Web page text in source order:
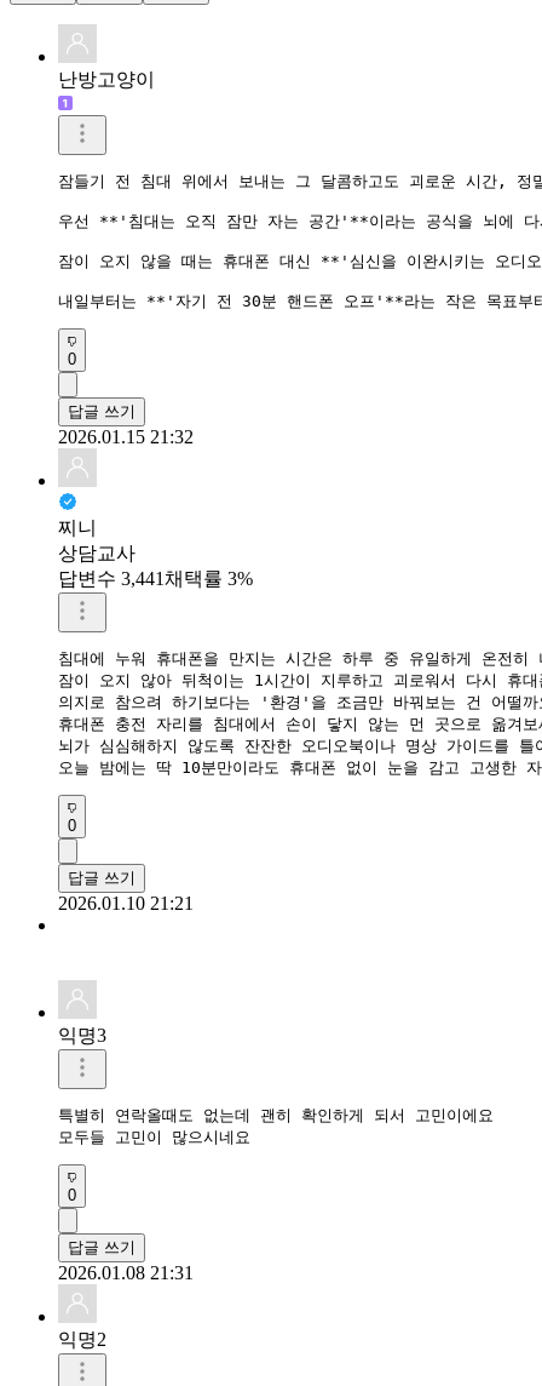
난방고양이
잠들기 전 침대 위에서 보내는 그 달콤하고도 괴로운 시간,
우선 **'침대는 오직 잠만 자는 공간'**이라는 공식을 뇌에
잠이 오지 않을 때는 휴대폰 대신 **'심신을 이완시키는 오디
내일부터는 **'자기 전 30분 핸드폰 오프'**라는 작은 목표부
0
답글 쓰기
2026.01.15 21:32
찌니
상담교사
답변수 3,441 채택률 3%
침대에 누워 휴대폰을 만지는 시간은 하루 중 유일하게 온전
잠이 오지 않아 뒤척이는 1시간이 지루하고 괴로워서 다시
의지로 참으려 하기보다는 '환경'을 조금만 바꿔보는 건 어떨까
휴대폰 충전 자리를 침대에서 손이 닿지 않는 먼 곳으로 옮겨
뇌가 심심해하지 않도록 잔잔한 오디오북이나 명상 가이드를
오늘 밤에는 딱 10분만이라도 휴대폰 없이 눈을 감고 고생한
0
답글 쓰기
2026.01.10 21:21
익명3
특별히 연락올때도 없는데 괜히 확인하게 되서 고민이에요
0
답글 쓰기
2026.01.08 21:31
익명2